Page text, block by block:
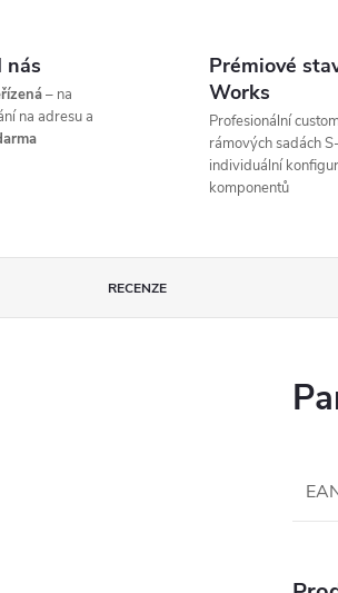
nás
– na
na adresu a
Prémiové
Works
Profesionální
rámových sadách
individuální
komponentů
RECENZE